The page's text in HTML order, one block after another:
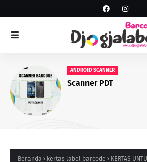
ANDROID SCANNER
Scanner PDT
Beranda kertas label barcode KERTAS